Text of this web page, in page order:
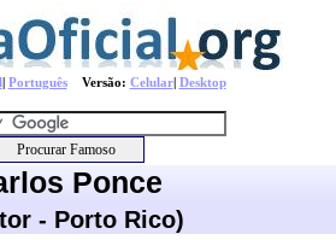
| PortuguêsVersão: Celular| Desktop
Ponce
- Porto Rico)